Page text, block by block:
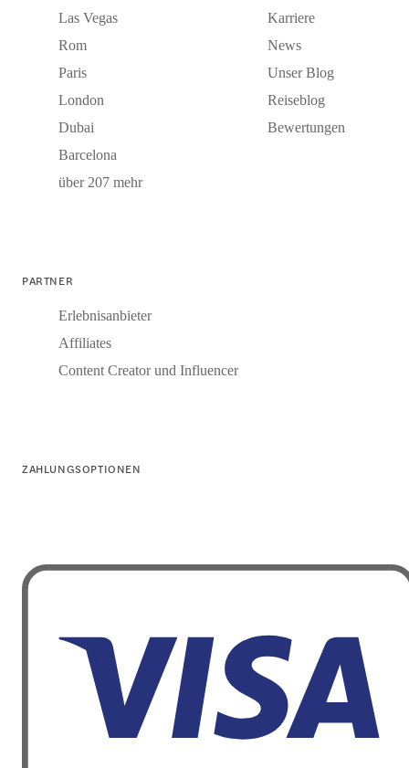
Las Vegas
Rom
Paris
London
Dubai
Barcelona
über 207 mehr
Karriere
News
Unser Blog
Reiseblog
Bewertungen
PARTNER
Erlebnisanbieter
Affiliates
Content Creator und Influencer
ZAHLUNGSOPTIONEN